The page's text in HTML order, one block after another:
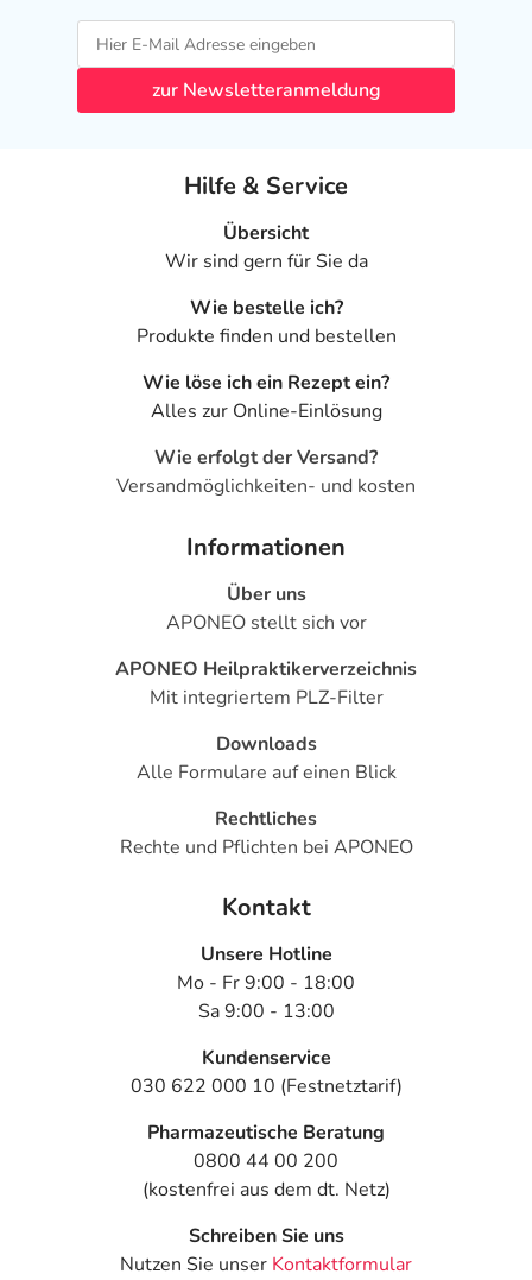
zur Newsletteranmeldung
Hilfe & Service
Übersicht
Wir sind gern für Sie da
Wie bestelle ich?
Produkte finden und bestellen
Wie löse ich ein Rezept ein?
Alles zur Online-Einlösung
Wie erfolgt der Versand?
Versandmöglichkeiten- und kosten
Informationen
Über uns
APONEO stellt sich vor
APONEO Heilpraktikerverzeichnis
Mit integriertem PLZ-Filter
Downloads
Alle Formulare auf einen Blick
Rechtliches
Rechte und Pflichten bei APONEO
Kontakt
Unsere Hotline
Mo - Fr 9:00 - 18:00
Sa 9:00 - 13:00
Kundenservice
030 622 000 10 (Festnetztarif)
Pharmazeutische Beratung
0800 44 00 200
(kostenfrei aus dem dt. Netz)
Schreiben Sie uns
Nutzen Sie unser Kontaktformular